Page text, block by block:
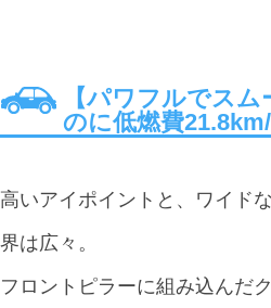
【パワフルでス
のに低燃費21.8km/
高いアイポイントと、ワイド
界は広々。
フロントピラーに組み込んだ